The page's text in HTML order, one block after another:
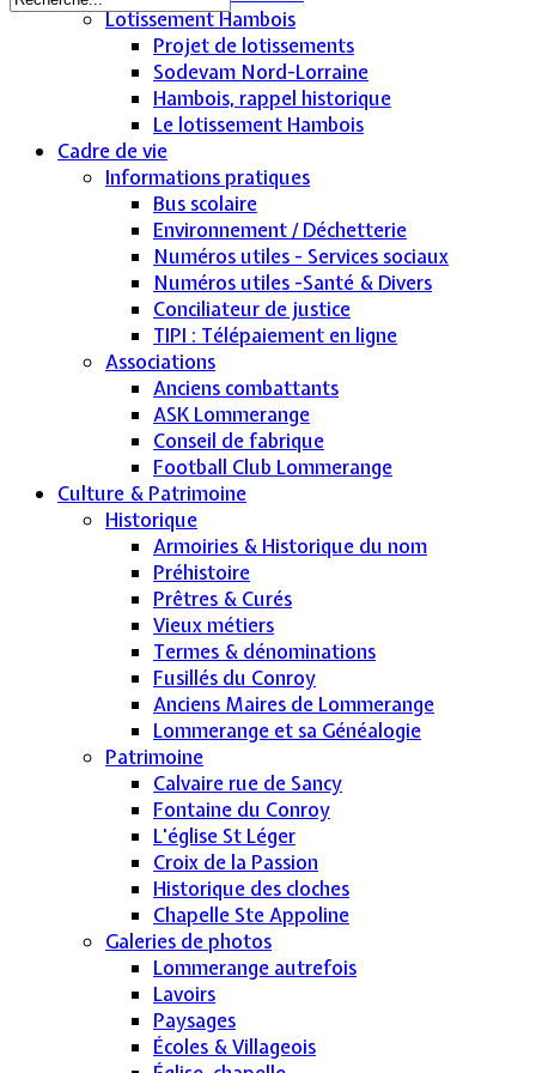
Lotissement Hambois
Projet de lotissements
Sodevam Nord-Lorraine
Hambois, rappel historique
Le lotissement Hambois
Cadre de vie
Informations pratiques
Bus scolaire
Environnement / Déchetterie
Numéros utiles - Services sociaux
Numéros utiles -Santé & Divers
Conciliateur de justice
TIPI : Télépaiement en ligne
Associations
Anciens combattants
ASK Lommerange
Conseil de fabrique
Football Club Lommerange
Culture & Patrimoine
Historique
Armoiries & Historique du nom
Préhistoire
Prêtres & Curés
Vieux métiers
Termes & dénominations
Fusillés du Conroy
Anciens Maires de Lommerange
Lommerange et sa Généalogie
Patrimoine
Calvaire rue de Sancy
Fontaine du Conroy
L'église St Léger
Croix de la Passion
Historique des cloches
Chapelle Ste Appoline
Galeries de photos
Lommerange autrefois
Lavoirs
Paysages
Écoles & Villageois